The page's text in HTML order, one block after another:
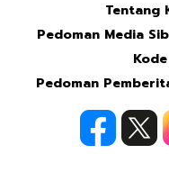
Tentang
Pedoman Media
Pedoman